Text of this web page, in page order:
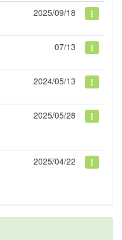
2025/09/18
07/13
2024/05/13
2025/05/28
2025/04/22